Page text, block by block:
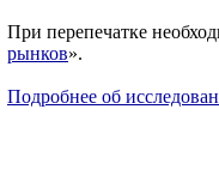
При перепечатке
рынков».
Подробнее об